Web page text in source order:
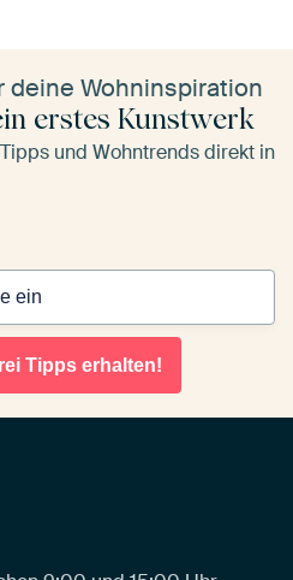
deine Wohninspiration
erstes Kunstwerk
und Wohntrends direkt in
Tipps erhalten!